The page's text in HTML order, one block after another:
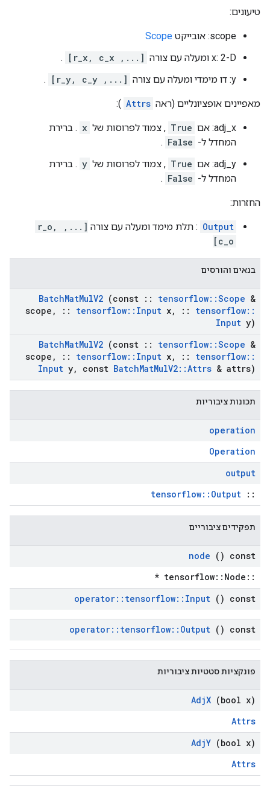
טיעונים:
scope: אובייקט
Scope
x: 2-D ומעלה עם צורה
[..., r_x, c_x]
.
y: דו מימדי ומעלה עם צורה
[..., r_y, c_y]
.
מאפיינים אופציונליים (ראה Attrs
):
adj_x: אם True , צמוד לפרוסות של x . ברירת
המחדל ל- False
.
adj_y: אם
True , צמוד לפרוסות של y . ברירת
המחדל ל- False
.
החזרות:
Output : תלת מימד ומעלה עם צורה
[..., r_o,
c_o]
בנאים והורסים
BatchMatMulV2 (const :: tensorflow::Scope &
scope , :: tensorflow:: Input x, :: tensorflow::
Input y)
BatchMatMulV2 (const :: tensorflow::Scope &
scope , :: tensorflow:: Input x, :: tensorflow::
Input y, const BatchMatMulV2::Attrs & attrs)
תכונות ציבוריות
operation
Operation
output
::
tensorflow::Output
תפקידים ציבוריים
node () const
::tensorflow::Node *
operator:: tensorflow:: Input () const
operator:: tensorflow:: Output () const
פונקציות סטטיות ציבוריות
AdjX (bool x)
Attrs
AdjY (bool x)
Attrs